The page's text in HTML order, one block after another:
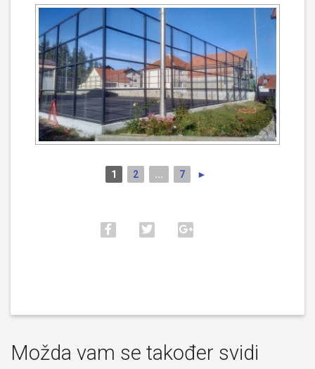
1 2 ... 7 ►
Možda vam se također svidi